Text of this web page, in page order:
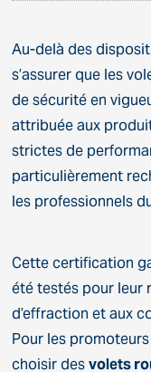
Au-delà des
s’assurer que les
de sécurité en
attribuée aux
strictes de
particulièrement
les professionnels
Cette certification
été testés pour leur
d’effraction et aux
Pour les
choisir desvolets